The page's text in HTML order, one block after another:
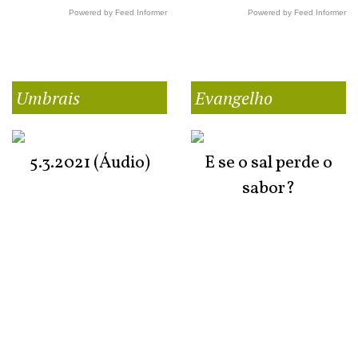
Powered by Feed Informer Powered by Feed Informer
Umbrais
5.3.2021 (Áudio)
Evangelho
E se o sal perde o
sabor?